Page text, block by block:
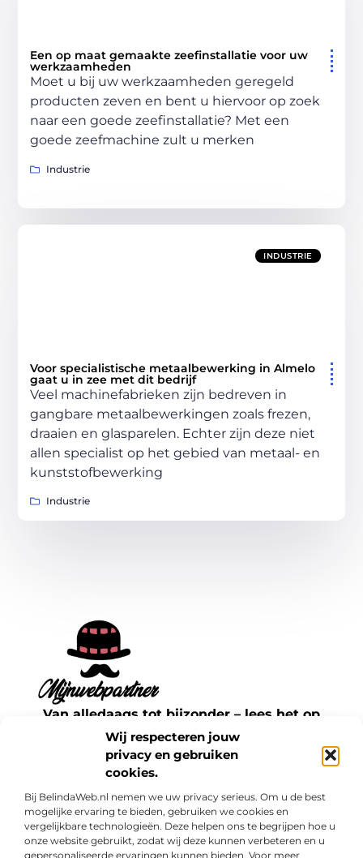
Wij respecteren jouw
privacy en gebruiken
cookies.
Bij BelindaWeb.nl nemen we uw privacy serieus. Om u de best
mogelijke ervaring te bieden, gebruiken we cookies en
vergelijkbare technologieën. Deze helpen ons te begrijpen hoe u
onze website gebruikt, zodat wij deze kunnen verbeteren en u
gepersonaliseerde ervaringen kunnen bieden. Voor meer
Een op maat gemaakte zeefinstallatie voor uw
werkzaamheden
Moet u bij uw werkzaamheden geregeld
producten zeven en bent u hiervoor op zoek
naar een goede zeefinstallatie? Met een
goede zeefmachine zult u merken
Industrie
INDUSTRIE
Voor specialistische metaalbewerking in Almelo
gaat u in zee met dit bedrijf
Veel machinefabrieken zijn bedreven in
gangbare metaalbewerkingen zoals frezen,
draaien en glasparelen. Echter zijn deze niet
allen specialist op het gebied van metaal- en
kunststofbewerking
Industrie
Van alledaags tot bijzonder – lees het op
mijnwebpartner.nl.
Ontdek inspirerende blogs en artikelen over
alles wat het dagelijks leven te bieden heeft.
Bericht categorie